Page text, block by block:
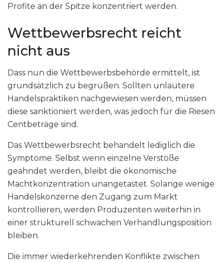
Profite an der Spitze konzentriert werden.
Wettbewerbsrecht reicht
nicht aus
Dass nun die Wettbewerbsbehörde ermittelt, ist
grundsätzlich zu begrüßen. Sollten unlautere
Handelspraktiken nachgewiesen werden, müssen
diese sanktioniert werden, was jedoch für die Riesen
Centbeträge sind.
Das Wettbewerbsrecht behandelt lediglich die
Symptome. Selbst wenn einzelne Verstöße
geahndet werden, bleibt die ökonomische
Machtkonzentration unangetastet. Solange wenige
Handelskonzerne den Zugang zum Markt
kontrollieren, werden Produzenten weiterhin in
einer strukturell schwachen Verhandlungsposition
bleiben.
Die immer wiederkehrenden Konflikte zwischen